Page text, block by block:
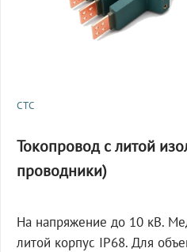
СТС
Токопровод с литой
проводники)
На напряжение до 10 кВ.
литой корпус IP68. Для